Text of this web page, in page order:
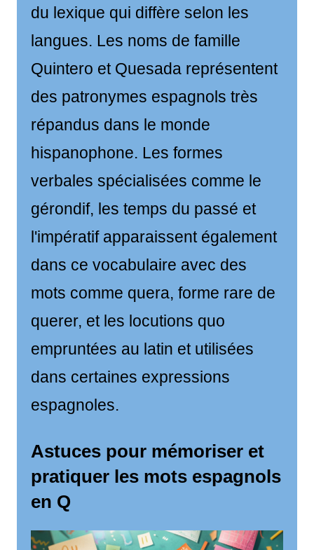
du lexique qui diffère selon les
langues. Les noms de famille
Quintero et Quesada représentent
des patronymes espagnols très
répandus dans le monde
hispanophone. Les formes
verbales spécialisées comme le
gérondif, les temps du passé et
l'impératif apparaissent également
dans ce vocabulaire avec des
mots comme quera, forme rare de
querer, et les locutions quo
empruntées au latin et utilisées
dans certaines expressions
espagnoles.
Astuces pour mémoriser et
pratiquer les mots espagnols
en Q